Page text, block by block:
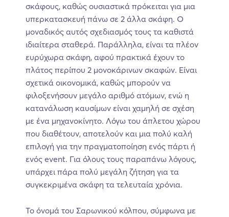
σκάφους, καθώς ουσιαστικά πρόκειται για μια
υπερκατασκευή πάνω σε 2 άλλα σκάφη. Ο
μοναδικός αυτός σχεδιασμός τους τα καθιστά
ιδιαίτερα σταθερά. Παράλληλα, είναι τα πλέον
ευρύχωρα σκάφη, αφού πρακτικά έχουν το
πλάτος περίπου 2 μονοκάρινων σκαφών. Είναι
σχετικά οικονομικά, καθώς μπορούν να
φιλοξενήσουν μεγάλο αριθμό ατόμων, ενώ η
κατανάλωση καυσίμων είναι χαμηλή σε σχέση
με ένα μηχανοκίνητο. Λόγω του άπλετου χώρου
που διαθέτουν, αποτελούν και μια πολύ καλή
επιλογή για την πραγματοποίηση ενός πάρτι ή
ενός event. Για όλους τους παραπάνω λόγους,
υπάρχει πάρα πολύ μεγάλη ζήτηση για τα
συγκεκριμένα σκάφη τα τελευταία χρόνια.
Το όνομά του Σαρωνικού κόλπου, σύμφωνα με